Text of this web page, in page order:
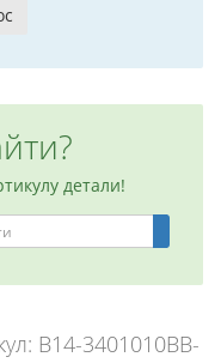
детали!
B14-3401010BB-